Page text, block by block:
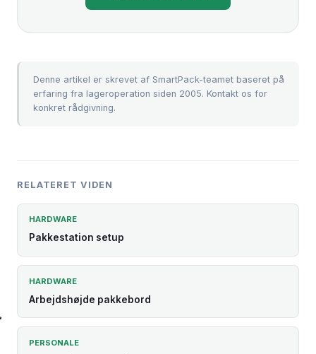
Denne artikel er skrevet af SmartPack-teamet baseret på
erfaring fra lageroperation siden 2005. Kontakt os for
konkret rådgivning.
RELATERET VIDEN
HARDWARE
Pakkestation setup
HARDWARE
Arbejdshøjde pakkebord
PERSONALE